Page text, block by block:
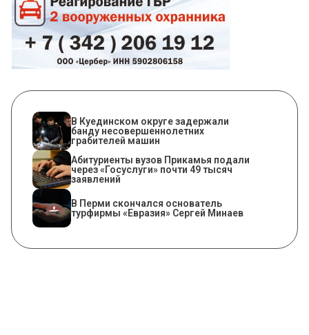
В Куединском округе задержали
банду несовершеннолетних
грабителей машин
Абитуриенты вузов Прикамья подали
через «Госуслуги» почти 49 тысяч
заявлений
В Перми скончался основатель
турфирмы «Евразия» Сергей Минаев